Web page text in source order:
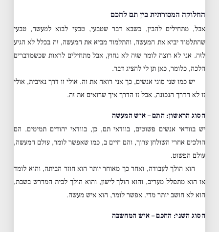
החלוקה המסורתית בין תם לחכם
אבל, מתחילים להבין, כשבא דבר שטבעי, טבעי לבוא למעשה, טבעי
שהתלמוד יביא את המעשה, והתלמוד מביא את המעשה, זה בכלל לא הגיע
לזה. אני לא רוצה לומר שזה לא נחוץ, אבל מתחילים לראות שכשמדברים
הלכה, כלומר, כאן תן לי להציג דבר.
יש כמו שני סוגי אנשים, כך אני רואה את זה. אולי זו דרך נאיבית, אולי
זו לא הדרך הנכונה, אבל זו הדרך איך שרואים את זה.
הסוג הראשון: התם – איש המעשה
יש בוודאי אנשים פשוטים, בוודאי תם, כן, בוודאי יהודים תמימים. הם
הולכים אחרי השולחן ערוך, והם חיים ב, כמו שאפשר לומר, עולם המעשה,
עולם הפשוט.
הוא הולך לעבודה, ואחר כך מאוחר יותר הוא חוזר הביתה, והוא לומד
או הוא מתפלל מעריב, והוא הולך לישון, והוא הולך לבית המדרש בשבת,
הוא לא חושב יותר מדי. אפשר לומר, הוא איש מעשה.
הסוג השני: החכם – איש המחשבה